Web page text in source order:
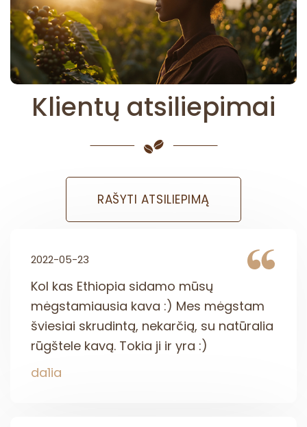
Klientų atsiliepimai
RAŠYTI ATSILIEPIMĄ
2022-05-23
Kol kas Ethiopia sidamo mūsų
mėgstamiausia kava :) Mes mėgstam
šviesiai skrudintą, nekarčią, su natūralia
rūgštele kavą. Tokia ji ir yra :)
da1ia